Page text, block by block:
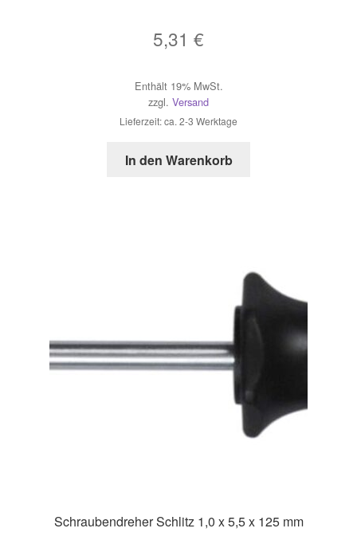
5,31 €
Enthält 19% MwSt.
zzgl. Versand
Lieferzeit: ca. 2-3 Werktage
In den Warenkorb
Schraubendreher Schlitz 1,0 x 5,5 x 125 mm